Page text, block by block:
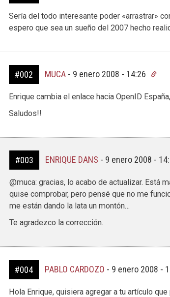
Sería del todo interesante poder «arrastrar»
espero que sea un sueño del 2007 hecho
#002 MUCA- 9 enero 2008 - 14:26
Enrique cambia el enlace hacia OpenID
Saludos!!
#003 ENRIQUE DANS - 9 enero 2008 -
@muca: gracias, lo acabo de actualizar. Está
quise comprobar, pero pensé que no me
me están dando la lata un montón…
Te agradezco la corrección.
#004 PABLO CARDOZO - 9 enero 2008 -
Hola Enrique, quisiera agregar a tu artículo